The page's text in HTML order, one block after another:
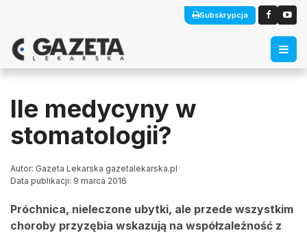
Subskrypcja
Ile medycyny w
stomatologii?
Autor: Gazeta Lekarska gazetalekarska.pl
Data publikacji: 9 marca 2016
Próchnica, nieleczone ubytki, ale przede wszystkim
choroby przyzębia wskazują na współzależność z